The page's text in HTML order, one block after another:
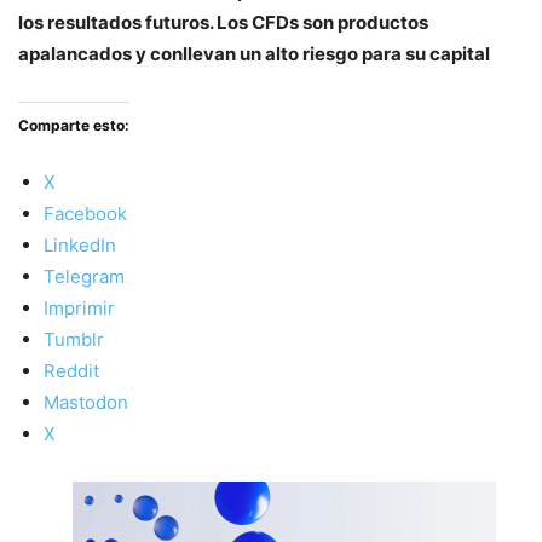
los resultados futuros. Los CFDs son productos
apalancados y conllevan un alto riesgo para su capital
Comparte esto:
X
Facebook
LinkedIn
Telegram
Imprimir
Tumblr
Reddit
Mastodon
X